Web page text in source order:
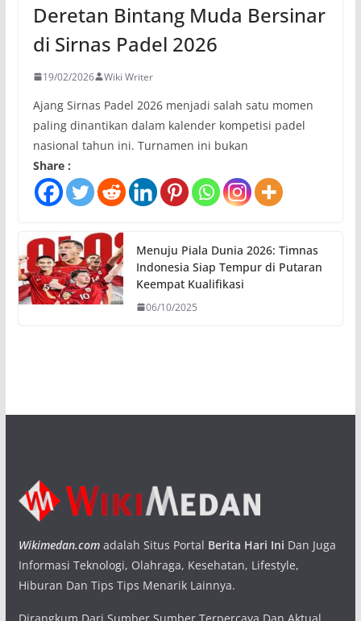
Deretan Bintang Muda Bersinar
di Sirnas Padel 2026
19/02/2026 Wiki Writer
Ajang Sirnas Padel 2026 menjadi salah satu momen
paling dinantikan dalam kalender kompetisi padel
nasional tahun ini. Turnamen ini bukan
Share :
Menuju Piala Dunia 2026: Timnas
Indonesia Siap Tempur di Putaran
Keempat Kualifikasi
06/10/2025
Wikimedan.comadalah Situs Portal Berita Hari Ini Dan Juga
Informasi Teknologi, Olahraga, Kesehatan, Lifestyle,
Hiburan Dan Tips Tips Menarik Lainnya.